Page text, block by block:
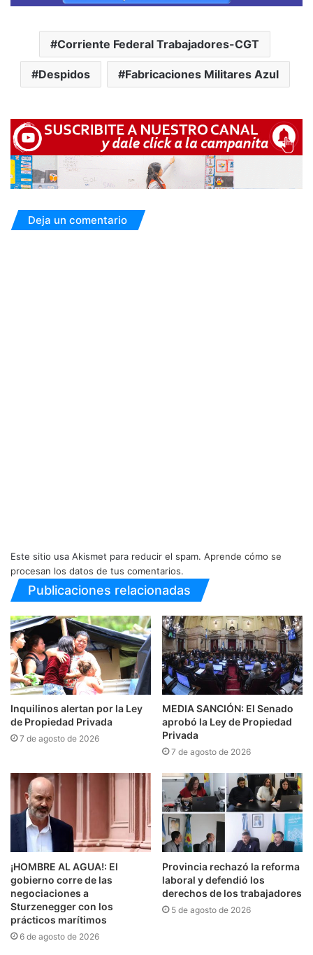
Corriente Federal Trabajadores-CGT
Despidos Fabricaciones Militares Azul
Deja un comentario
Este sitio usa Akismet para reducir el spam. Aprende cómo se
procesan los datos de tus comentarios.
Publicaciones relacionadas
Inquilinos alertan por la Ley
de Propiedad Privada
7 de agosto de 2026
MEDIA SANCIÓN: El Senado
aprobó la Ley de Propiedad
Privada
7 de agosto de 2026
¡HOMBRE AL AGUA!: El
gobierno corre de las
negociaciones a
Sturzenegger con los
prácticos marítimos
6 de agosto de 2026
Provincia rechazó la reforma
laboral y defendió los
derechos de los trabajadores
5 de agosto de 2026